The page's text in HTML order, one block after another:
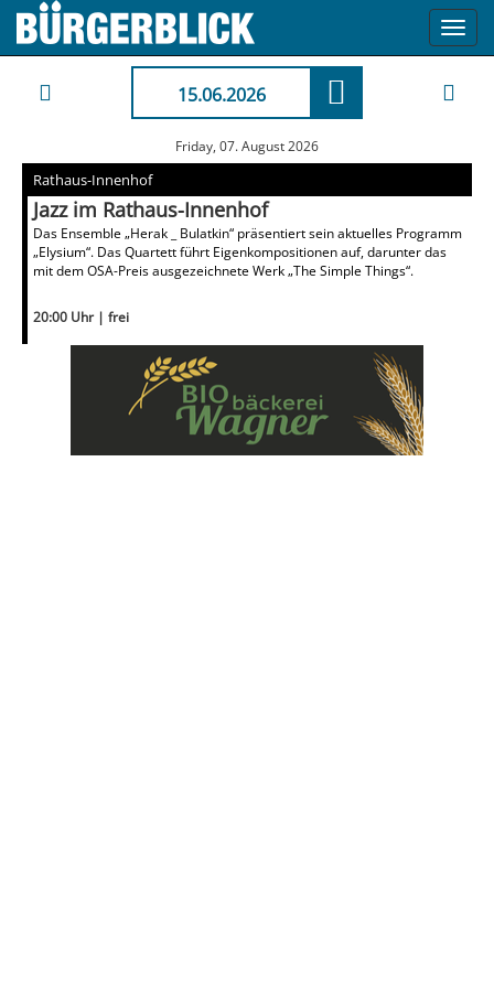
15.06.2026
Friday, 07. August 2026
Rathaus-Innenhof
Jazz im Rathaus-Innenhof
Das Ensemble „Herak _ Bulatkin“ präsentiert sein aktuelles Programm
„Elysium“. Das Quartett führt Eigenkompositionen auf, darunter das
mit dem OSA-Preis ausgezeichnete Werk „The Simple Things“.
20:00 Uhr | frei